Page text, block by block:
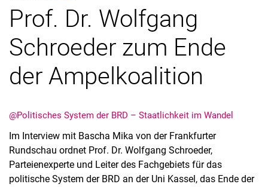
Prof. Dr. Wolfgang
Schroeder zum Ende
der Ampelkoalition
@Politisches System der BRD – Staatlichkeit im Wandel
Im Interview mit Bascha Mika von der Frankfurter
Rundschau ordnet Prof. Dr. Wolfgang Schroeder,
Parteienexperte und Leiter des Fachgebiets für das
politische System der BRD an der Uni Kassel, das Ende der